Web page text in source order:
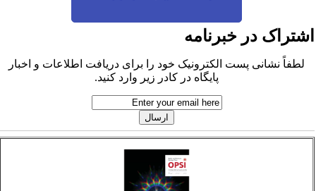
در خبرنامه
لطفاً نشانی پست الکترونیک خود را برای دریافت اطلاعات و اخبار
پایگاه در کادر زیر وارد کنید.